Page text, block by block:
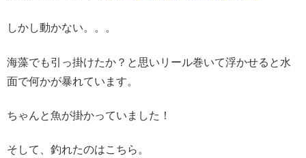
しかし動かない。。。
海藻でも引っ掛けたか？と思いリール巻いて浮かせると水
面で何かが暴れています。
ちゃんと魚が掛かっていました！
そして、釣れたのはこちら。